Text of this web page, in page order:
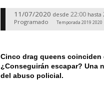
11/07/2020 desde 22:00 hasta
Programado Temporada 2019 2020
Cinco drag queens
¿Conseguirán escapar? Una
del abuso policial.